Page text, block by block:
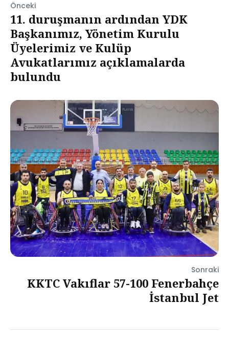
Önceki
11. duruşmanın ardından YDK
Başkanımız, Yönetim Kurulu
Üyelerimiz ve Kulüp
Avukatlarımız açıklamalarda
bulundu
Sonraki
KKTC Vakıflar 57-100 Fenerbahçe
İstanbul Jet